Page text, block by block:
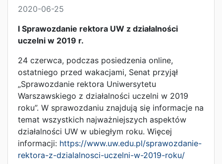
2020-06-25
I Sprawozdanie rektora UW z działalności
uczelni w 2019 r.
24 czerwca, podczas posiedzenia online,
ostatniego przed wakacjami, Senat przyjął
„Sprawozdanie rektora Uniwersytetu
Warszawskiego z działalności uczelni w 2019
roku”. W sprawozdaniu znajdują się informacje na
temat wszystkich najważniejszych aspektów
działalności UW w ubiegłym roku. Więcej
informacji: https://www.uw.edu.pl/sprawozdanie-
rektora-z-dzialalnosci-uczelni-w-2019-roku/